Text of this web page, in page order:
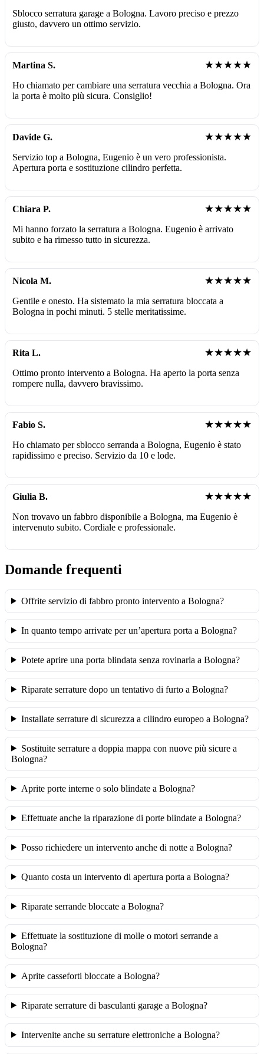
Sblocco serratura garage a Bologna. Lavoro preciso e prezzo
giusto, davvero un ottimo servizio.
Martina S. ★★★★★
Ho chiamato per cambiare una serratura vecchia a Bologna. Ora
la porta è molto più sicura. Consiglio!
Davide G. ★★★★★
Servizio top a Bologna, Eugenio è un vero professionista.
Apertura porta e sostituzione cilindro perfetta.
Chiara P. ★★★★★
Mi hanno forzato la serratura a Bologna. Eugenio è arrivato
subito e ha rimesso tutto in sicurezza.
Nicola M. ★★★★★
Gentile e onesto. Ha sistemato la mia serratura bloccata a
Bologna in pochi minuti. 5 stelle meritatissime.
Rita L. ★★★★★
Ottimo pronto intervento a Bologna. Ha aperto la porta senza
rompere nulla, davvero bravissimo.
Fabio S. ★★★★★
Ho chiamato per sblocco serranda a Bologna, Eugenio è stato
rapidissimo e preciso. Servizio da 10 e lode.
Giulia B. ★★★★★
Non trovavo un fabbro disponibile a Bologna, ma Eugenio è
intervenuto subito. Cordiale e professionale.
Domande frequenti
Offrite servizio di fabbro pronto intervento a Bologna?
In quanto tempo arrivate per un’apertura porta a Bologna?
Potete aprire una porta blindata senza rovinarla a Bologna?
Riparate serrature dopo un tentativo di furto a Bologna?
Installate serrature di sicurezza a cilindro europeo a Bologna?
Sostituite serrature a doppia mappa con nuove più sicure a
Bologna?
Aprite porte interne o solo blindate a Bologna?
Effettuate anche la riparazione di porte blindate a Bologna?
Posso richiedere un intervento anche di notte a Bologna?
Quanto costa un intervento di apertura porta a Bologna?
Riparate serrande bloccate a Bologna?
Effettuate la sostituzione di molle o motori serrande a
Bologna?
Aprite casseforti bloccate a Bologna?
Riparate serrature di basculanti garage a Bologna?
Intervenite anche su serrature elettroniche a Bologna?